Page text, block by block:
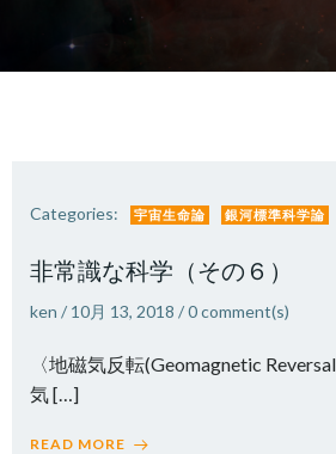
Categories: 宇宙生命論 銀河標準科学論
非常識な科学（その６）
ken / 10月 13, 2018 /0comment(s)
〈地磁気反転(Geomagnetic
気 […]
READ MORE